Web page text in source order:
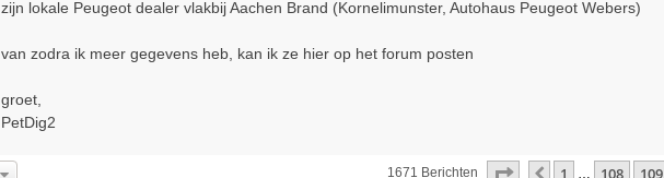
zijn lokale Peugeot dealer vlakbij Aachen Brand (Kornelimunster, Autohaus Peugeot Webers)
van zodra ik meer gegevens heb, kan ik ze hier op het forum posten
groet,
PetDig2
1671 Berichten Pagina112Van112
1 … 108 109